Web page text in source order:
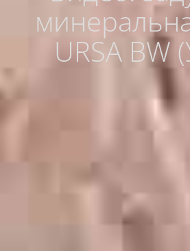
URSA BW